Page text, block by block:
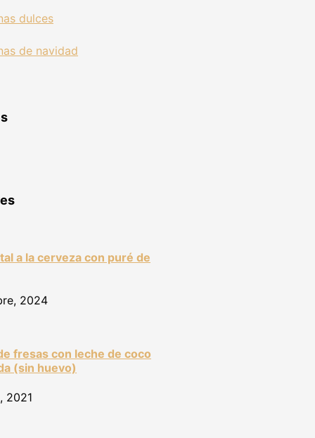
a la cerveza con puré de
2024
fresas con leche de coco
(sin huevo)
2021